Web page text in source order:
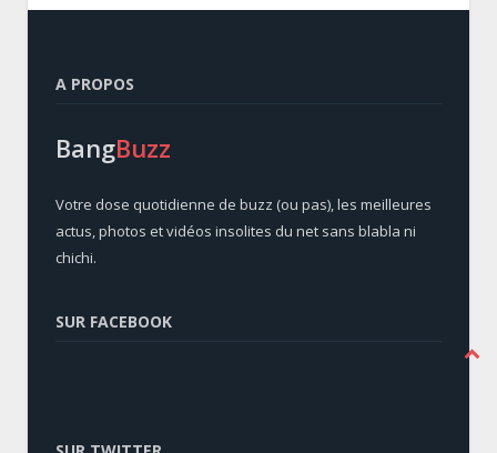
A PROPOS
BangBuzz
Votre dose quotidienne de buzz (ou pas), les meilleures
actus, photos et vidéos insolites du net sans blabla ni
chichi.
SUR FACEBOOK